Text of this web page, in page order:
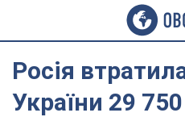
Росія
України 29